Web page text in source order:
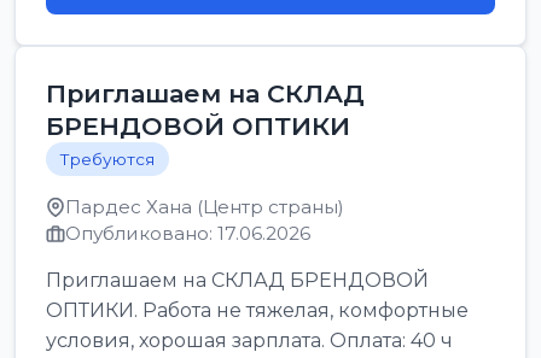
Приглашаем на СКЛАД
БРЕНДОВОЙ ОПТИКИ
Требуются
Пардес Хана (Центр страны)
Опубликовано: 17.06.2026
Приглашаем на СКЛАД БРЕНДОВОЙ
ОПТИКИ. Работа не тяжелая, комфортные
условия, хорошая зарплата. Оплата: 40 ч